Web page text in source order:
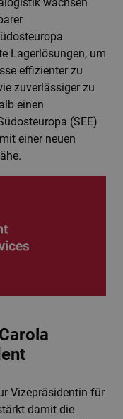
Lagerlösungen, um
effizienter zu
zuverlässiger zu
einen
(SEE)
einer neuen
Vizepräsidentin für
damit die